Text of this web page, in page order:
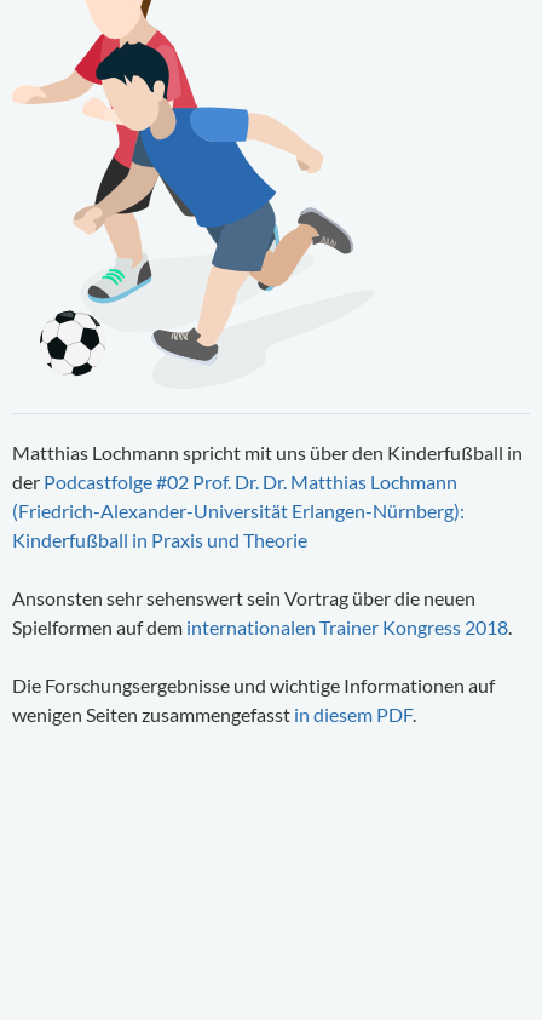
Matthias Lochmann spricht mit uns über den Kinderfußball in
der Podcastfolge #02 Prof. Dr. Dr. Matthias Lochmann
(Friedrich-Alexander-Universität Erlangen-Nürnberg):
Kinderfußball in Praxis und Theorie
Ansonsten sehr sehenswert sein Vortrag über die neuen
Spielformen auf dem internationalen Trainer Kongress 2018.
Die Forschungsergebnisse und wichtige Informationen auf
wenigen Seiten zusammengefasst in diesem PDF.